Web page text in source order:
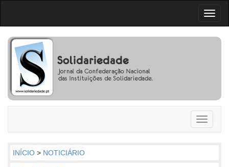
Toggle
INÍCIO > NOTICIÁRIO